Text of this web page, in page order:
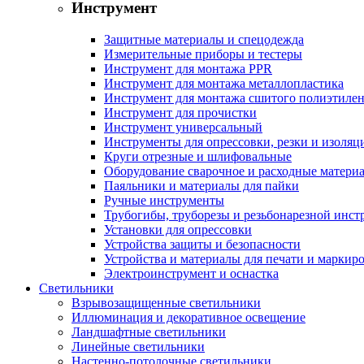
Инструмент
Защитные материалы и спецодежда
Измерительные приборы и тестеры
Инструмент для монтажа PPR
Инструмент для монтажа металлопластика
Инструмент для монтажа сшитого
Инструмент для прочистки
Инструмент универсальный
Инструменты для опрессовки, резки и
Круги отрезные и шлифовальные
Оборудование сварочное и расходные
Паяльники и материалы для пайки
Ручные инструменты
Трубогибы, труборезы и резьбонарезной
Установки для опрессовки
Устройства защиты и безопасности
Устройства и материалы для печати и
Электроинструмент и оснастка
Светильники
Взрывозащищенные светильники
Иллюминация и декоративное освещение
Ландшафтные светильники
Линейные светильники
Настенно-потолочные светильники